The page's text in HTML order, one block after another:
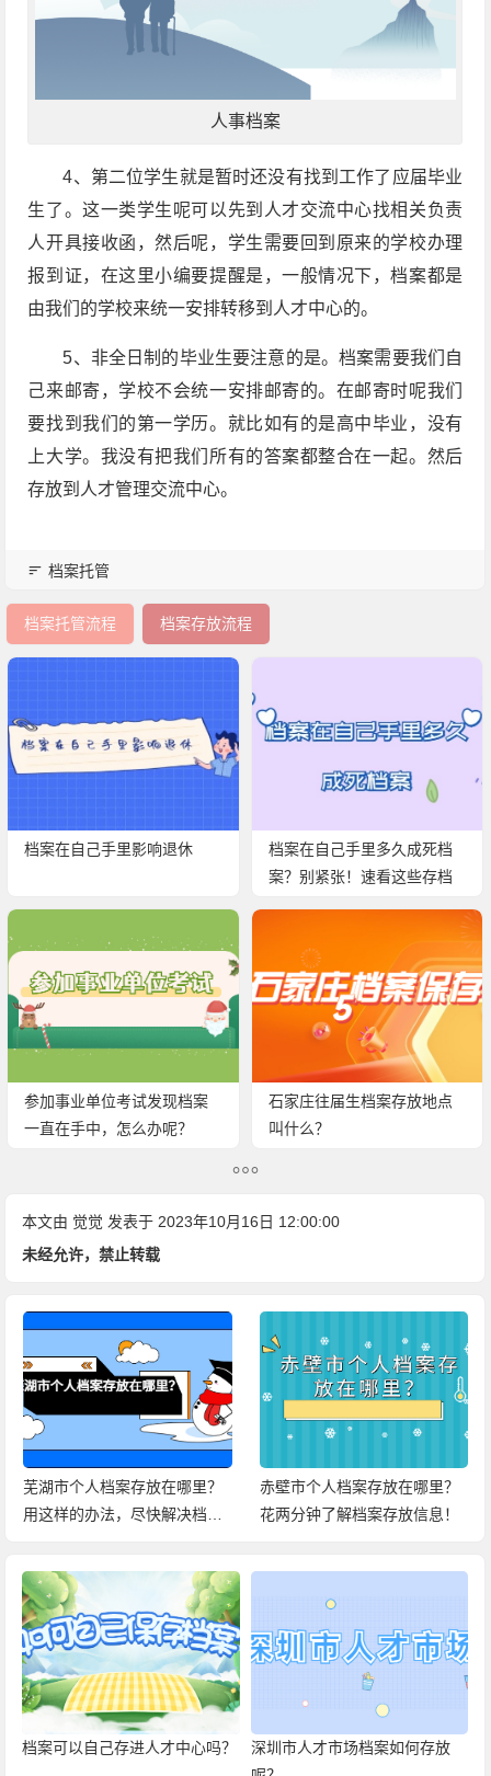
人事档案
4、第二位学生就是暂时还没有找到工作了应届毕业
生了。这一类学生呢可以先到人才交流中心找相关负责
人开具接收函，然后呢，学生需要回到原来的学校办理
报到证，在这里小编要提醒是，一般情况下，档案都是
由我们的学校来统一安排转移到人才中心的。
5、非全日制的毕业生要注意的是。档案需要我们自
己来邮寄，学校不会统一安排邮寄的。在邮寄时呢我们
要找到我们的第一学历。就比如有的是高中毕业，没有
上大学。我没有把我们所有的答案都整合在一起。然后
存放到人才管理交流中心。
档案托管
档案托管流程 档案存放流程
档案在自己手里影响退休
档案在自己手里多久成死档
案？别紧张！速看这些存档
参加事业单位考试发现档案
一直在手中，怎么办呢？
石家庄往届生档案存放地点
叫什么？
本文由 觉觉 发表于 2023年10月16日 12:00:00
未经允许，禁止转载
芜湖市个人档案存放在哪里？
用这样的办法，尽快解决档案
赤壁市个人档案存放在哪里？
花两分钟了解档案存放信息！
档案可以自己存进人才中心吗？
深圳市人才市场档案如何存放